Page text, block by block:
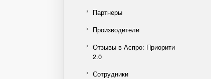
Партнеры
Производители
Отзывы в Аспро: Приорити
2.0
Сотрудники